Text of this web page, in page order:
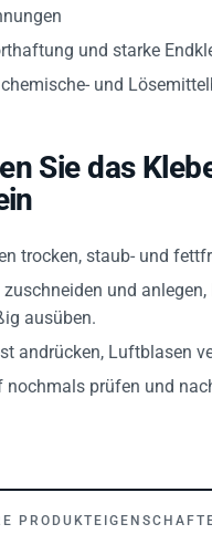
und starke
und
Sie das
trocken, staub- und
und anlegen,
ausüben.
andrücken, Luftblasen
nochmals prüfen und